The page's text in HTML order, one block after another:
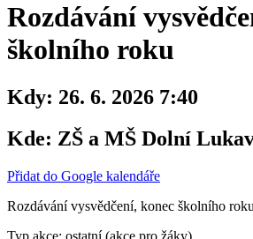
Rozdávání
školního roku
Kdy: 26. 6. 2026 7:40
Kde: ZŠ a MŠ Dolní
Přidat do Google kalendáře
Rozdávání vysvědčení, konec školního
Typ akce: ostatní (akce pro žáky)